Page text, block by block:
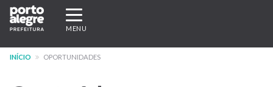
Pular
para
conteúdo
Expandir/recolher
navegação
MENU
INÍCIO OPORTUNIDADES